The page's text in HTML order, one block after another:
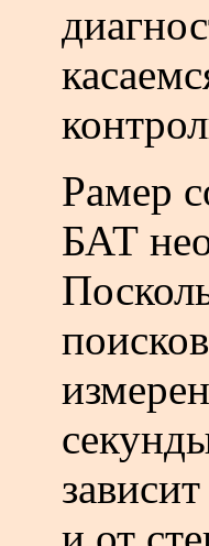
Pамер
БАТ